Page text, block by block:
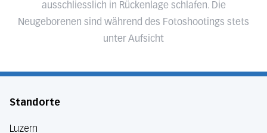
ausschliesslich in Rückenlage schlafen. Die
Neugeborenen sind während des Fotoshootings stets
unter Aufsicht
Standorte
Luzern